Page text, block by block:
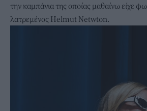
την καμπάνια της οποίας μαθαίνω είχε
λατρεμένος Helmut Netwton.